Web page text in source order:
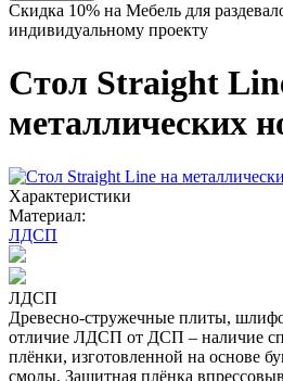
Скидка 10% на Мебель для
индивидуальному проекту
Стол Straight
металлических
Характеристики
Материал:
ЛДСП
ЛДСП
Древесно-стружечные плиты,
отличие ЛДСП от ДСП – наличие
плёнки, изготовленной на основе
смолы. Защитная плёнка